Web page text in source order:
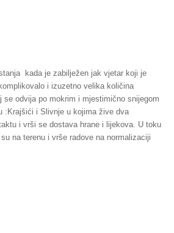
kada je zabilježen jak vjetar koji je
i izuzetno velika količina
odvija po mokrim i mjestimično snijegom
:Krajšići i Slivnje u kojima žive dva
i vrši se dostava hrane i lijekova. U toku
na terenu i vrše radove na normalizaciji